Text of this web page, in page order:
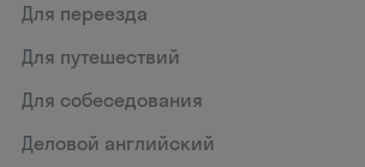
Для переезда
Для путешествий
Для собеседования
Деловой английский